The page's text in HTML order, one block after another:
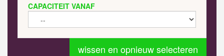
CAPACITEIT VANAF
wissen en opnieuw selecteren